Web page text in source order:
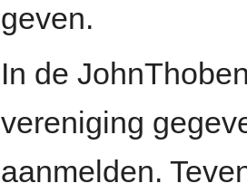
geven.
In de
vereniging
aanmelden.